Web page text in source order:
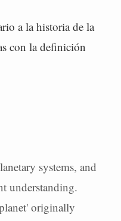
a la historia de la
con la definición
systems, and
understanding.
originally